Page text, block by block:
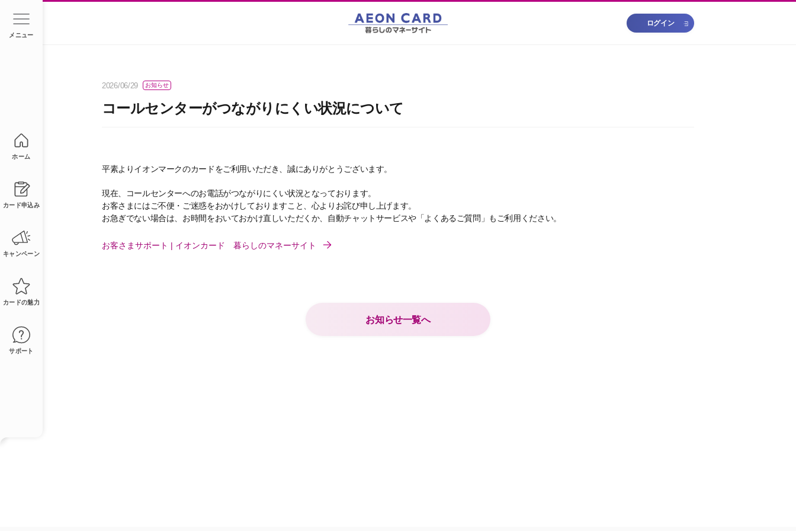
ログイン
2026/06/29 お知らせ
コールセンターがつながりにくい状況について
平素よりイオンマークのカードをご利用いただき、誠にありがとうございます。
現在、コールセンターへのお電話がつながりにくい状況となっております。
お客さまにはご不便・ご迷惑をおかけしておりますこと、心よりお詫び申し上げます。
お急ぎでない場合は、お時間をおいておかけ直しいただくか、自動チャットサービスや「よくあるご質問」もご利用ください。
お客さまサポート | イオンカード 暮らしのマネーサイト
お知らせ一覧へ
メニュー
ホーム
カード申込み
キャンペーン
カードの魅力
サポート